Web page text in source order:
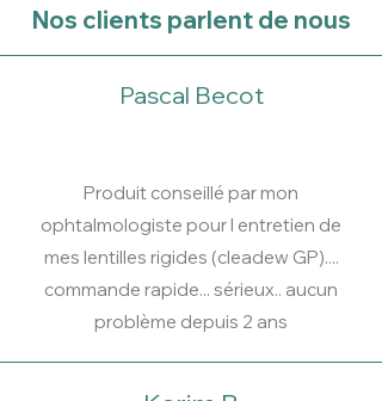
Nos clients parlent de nous
Pascal Becot
Produit conseillé par mon
ophtalmologiste pour l entretien de
mes lentilles rigides (cleadew GP)....
commande rapide... sérieux.. aucun
problème depuis 2 ans